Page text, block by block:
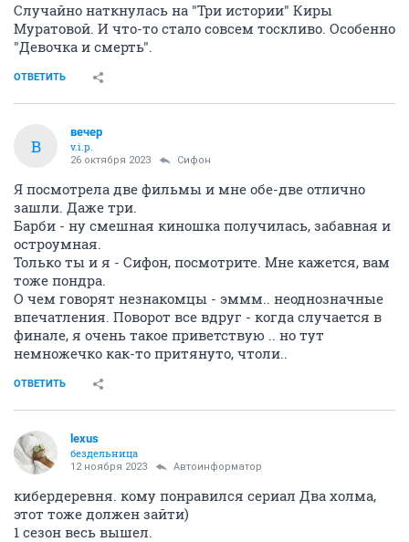
Случайно наткнулась на "Три истории" Киры
Муратовой. И что-то стало совсем тоскливо. Особенно
"Девочка и смерть".
ОТВЕТИТЬ
В
вечер
v.i.p.
26 октября 2023 Сифон
Я посмотрела две фильмы и мне обе-две отлично
зашли. Даже три.
Барби - ну смешная киношка получилась, забавная и
остроумная.
Только ты и я - Сифон, посмотрите. Мне кажется, вам
тоже пондра.
О чем говорят незнакомцы - эммм.. неоднозначные
впечатления. Поворот все вдруг - когда случается в
финале, я очень такое приветствую .. но тут
немножечко как-то притянуто, чтоли..
ОТВЕТИТЬ
lexus
бездельница
12 ноября 2023 Автоинформатор
кибердеревня. кому понравился сериал Два холма,
этот тоже должен зайти)
1 сезон весь вышел.